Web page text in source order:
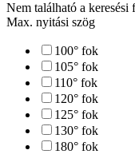
Nem található a
Max. nyitási szög
100° fok
105° fok
110° fok
120° fok
125° fok
130° fok
180° fok